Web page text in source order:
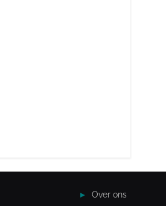
Over ons